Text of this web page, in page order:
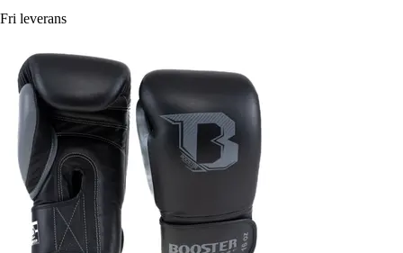
Fri leverans